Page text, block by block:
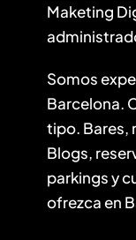
Maketing
Somos
Barcelona.
tipo. Bares,
Blogs,
parkings y
ofrezca en